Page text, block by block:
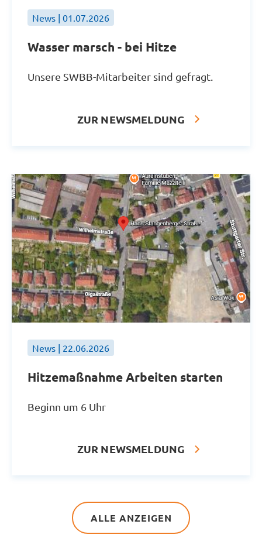
News | 01.07.2026
Wasser marsch - bei Hitze
Unsere SWBB-Mitarbeiter sind gefragt.
ZUR NEWSMELDUNG
News | 22.06.2026
Hitzemaßnahme Arbeiten starten
Beginn um 6 Uhr
ZUR NEWSMELDUNG
ALLE ANZEIGEN